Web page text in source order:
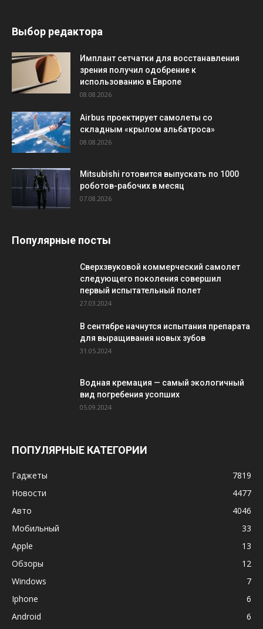
Выбор редактора
Имплант сетчатки для восстанавления
зрения получил одобрение к
использованию в Европе
08.08.2026
Airbus проектирует самолеты со
складным «крылом альбатроса»
08.08.2026
Mitsubishi готовится выпускать по 1000
роботов-рабочих в месяц
07.08.2026
Популярные посты
Сверхзвуковой коммерческий самолет
следующего поколения совершил
первый испытательный полет
27.03.2024
В сентябре начнутся испытания препарата
для выращивания новых зубов
31.05.2024
Водная кремация — самый экологичный
вид погребения усопших
05.09.2024
ПОПУЛЯРНЫЕ КАТЕГОРИИ
Гаджеты
7819
Новости
4477
Авто
4046
Мобильный
33
Apple
13
Обзоры
12
Windows
7
Iphone
6
Android
6